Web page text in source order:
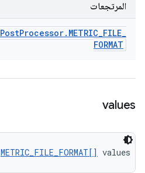
المرتجعات
PostProcessor. METRIC_FILE_
FORMAT
values
METRIC_FILE_FORMAT[] values ()